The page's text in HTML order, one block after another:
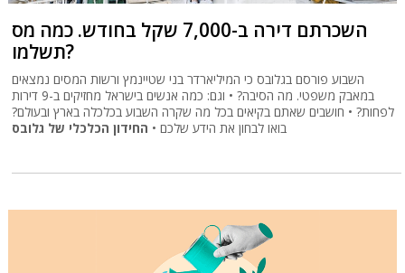
השכרתם דירה ב-7,000 שקל בחודש. כמה מס
תשלמו?
השבוע פורסם בגלובס כי המיליארדר בני שטיינמץ ורשות המסים נמצאים
במאבק משפטי. מה הסיבה? • וגם: כמה אנשים בישראל מחזיקים ב-9 דירות
לפחות? • חושבים שאתם בקיאים בכל מה שקרה השבוע בכלכלה בארץ ובעולם?
בואו לבחון את הידע שלכם • החידון הכלכלי של גלובס